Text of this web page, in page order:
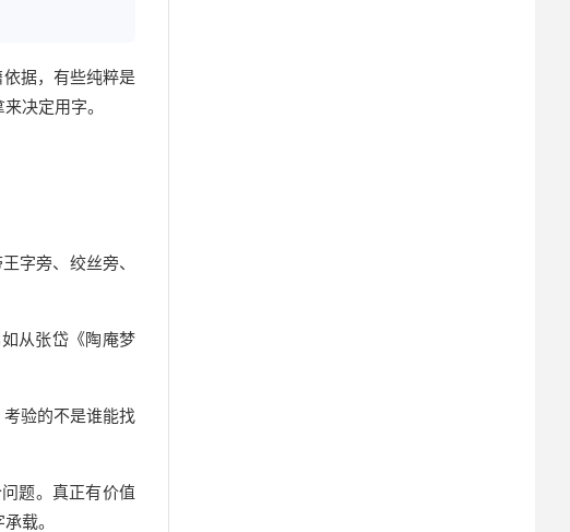
据，有些纯粹是
决定用字。
字旁、绞丝旁、
从张岱《陶庵梦
验的不是谁能找
题。真正有价值
载。